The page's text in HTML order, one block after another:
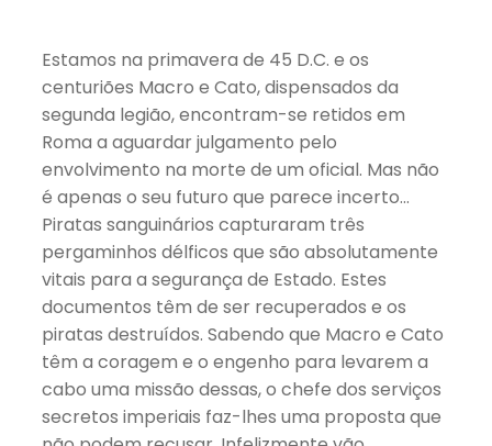
Estamos na primavera de 45 D.C. e os
centuriões Macro e Cato, dispensados da
segunda legião, encontram-se retidos em
Roma a aguardar julgamento pelo
envolvimento na morte de um oficial. Mas não
é apenas o seu futuro que parece incerto…
Piratas sanguinários capturaram três
pergaminhos délficos que são absolutamente
vitais para a segurança de Estado. Estes
documentos têm de ser recuperados e os
piratas destruídos. Sabendo que Macro e Cato
têm a coragem e o engenho para levarem a
cabo uma missão dessas, o chefe dos serviços
secretos imperiais faz-lhes uma proposta que